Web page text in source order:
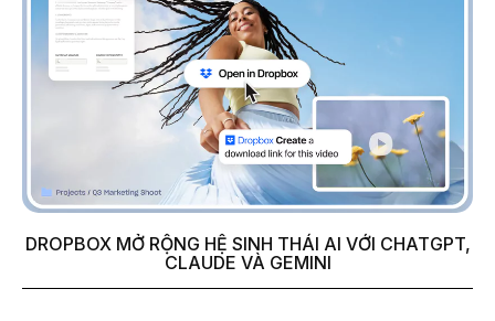
DROPBOX MỞ RỘNG HỆ SINH THÁI AI VỚI CHATGPT,
CLAUDE VÀ GEMINI